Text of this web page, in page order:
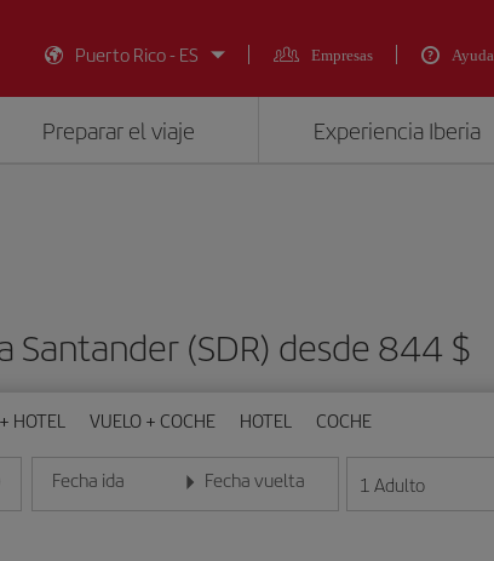
Puerto Rico - ES
Empresas Ayuda
Preparar el viaje Experiencia Iberia
Santander (SDR) desde 844 $
HOTEL VUELO + COCHE HOTEL COCHE
Fecha ida
Introduce la fecha en formato día/mes/año
Fecha vuelta
Introduce la fecha en formato día/mes/año
1 Adulto